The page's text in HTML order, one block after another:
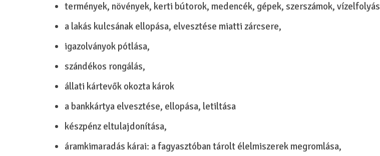
termények, növények, kerti bútorok, medencék, gépek, szerszámok, vízelfolyás
a lakás kulcsának ellopása, elvesztése miatti zárcsere,
igazolványok pótlása,
szándékos rongálás,
állati kártevők okozta károk
a bankkártya elvesztése, ellopása, letiltása
készpénz eltulajdonítása,
áramkimaradás kárai: a fagyasztóban tárolt élelmiszerek megromlása,